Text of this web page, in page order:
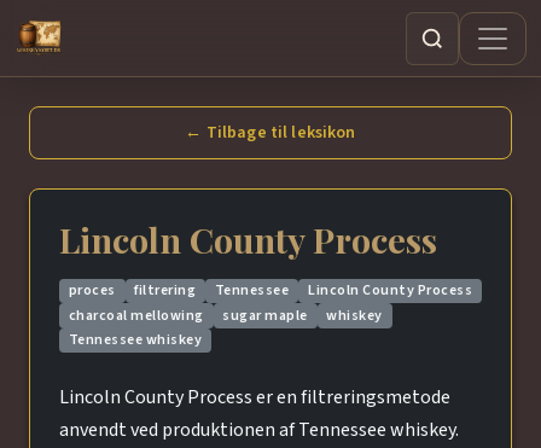
Søg
← Tilbage til leksikon
Lincoln County Process
proces filtrering Tennessee
Lincoln County Process
charcoal mellowing
sugar maple
whiskey
Tennessee whiskey
Lincoln County Process er en filtreringsmetode
anvendt ved produktionen af Tennessee whiskey.